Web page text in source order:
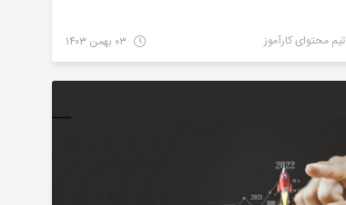
تیم محتوای کارآموز مالی